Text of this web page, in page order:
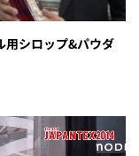
シロップ&パウダ